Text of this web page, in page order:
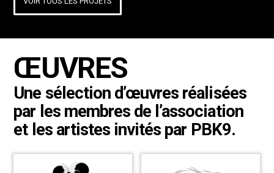
ŒUVRES
Une sélection d’œuvres réalisées
par les membres de l’association
et les artistes invités par PBK9.